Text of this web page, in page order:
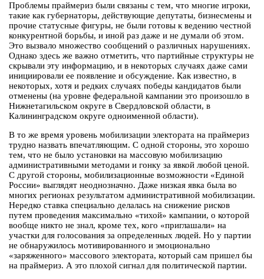
Проблемы праймериз были связаны с тем, что многие игроки,
такие как губернаторы, действующие депутаты, бизнесмены и
прочие статусные фигуры, не были готовы к ведению честной
конкурентной борьбы, и иной раз даже и не думали об этом.
Это вызвало множество сообщений о различных нарушениях.
Однако здесь же важно отметить, что партийные структуры не
скрывали эту информацию, и в некоторых случаях даже сами
инициировали ее появление и обсуждение. Как известно, в
некоторых, хотя и редких случаях победы кандидатов были
отменены (на уровне федеральной кампании это произошло в
Нижнетагильском округе в Свердловской области, в
Калининградском округе одноименной области).
В то же время уровень мобилизации электората на праймериз
трудно назвать впечатляющим. С одной стороны, это хорошо
тем, что не было установки на массовую мобилизацию
административными методами и гонку за явкой любой ценой.
С другой стороны, мобилизационные возможности «Единой
России» выглядят неоднозначно. Даже низкая явка была во
многих регионах результатом административной мобилизации.
Нередко ставка специально делалась на снижение рисков
путем проведения максимально «тихой» кампании, о которой
вообще никто не знал, кроме тех, кого «приглашали» на
участки для голосования за определенных людей. Но у партии
не обнаружилось мотивированного и эмоционально
«заряженного» массового электората, который сам пришел бы
на праймериз. А это плохой сигнал для политической партии.